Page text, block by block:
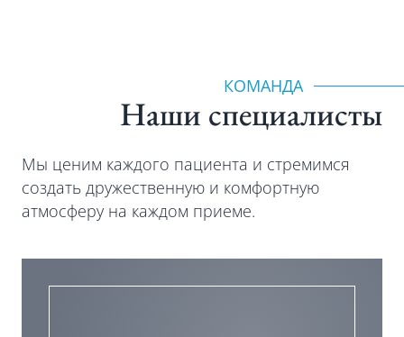
КОМАНДА
Наши специалиcты
Мы ценим каждого пациента и стремимся
создать дружественную и комфортную
атмосферу на каждом приеме.